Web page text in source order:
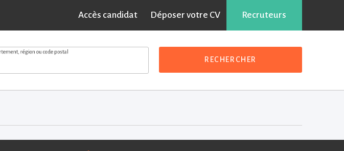
Accès candidat Déposer votre CV Recruteurs
région ou code postal
RECHERCHER